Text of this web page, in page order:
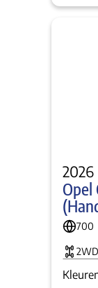
2026
Opel
700
2WD